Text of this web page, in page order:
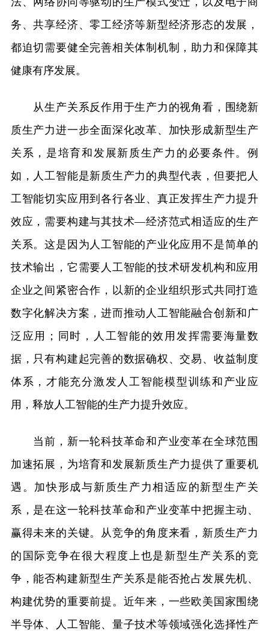
务、共享经济、零工经济等新型经济形态的发展，
都迫切需要健全完善相关体制机制，助力和保障其
健康有序发展。
从生产关系反作用于生产力的视角看，围绕新
质生产力进一步全面深化改革、加快形成新型生产
关系，是培育和发展新质生产力的必要条件。例
如，人工智能是新质生产力的典型代表，但要把人
工智能切实应用到各行各业、真正发挥生产力提升
效应，需要构建与其技术—经济范式相适应的生产
关系。这是因为人工智能的产业化应用不是简单的
技术输出，它需要人工智能的技术研发机构和应用
企业之间紧密合作，以新的企业组织形式共同打造
数字化解决方案，进而推动人工智能融合创新和广
泛应用；同时，人工智能的效用发挥需要海量数
据，只有构建起完善的数据确权、交易、收益制度
体系，才能充分激发人工智能模型训练和产业应
用，释放人工智能的生产力提升效应。
当前，新一轮科技革命和产业变革在全球范围
加速拓展，为培育和发展新质生产力提供了重要机
遇。加快形成与新质生产力相适应的新型生产关
系，是在这一轮科技革命和产业变革中把握主动、
赢得未来的关键。从竞争的角度来看，新质生产力
的国际竞争在很大程度上也是新型生产关系的竞
争，能否构建新型生产关系是能否抢占发展先机、
构建优势的重要前提。近年来，一些欧美国家围绕
半导体、人工智能、量子技术等领域强化选择性产